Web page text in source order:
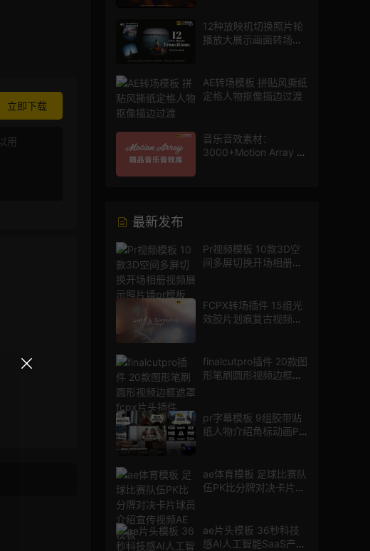
立即下载
用
12种放映机切换照片轮
播放大展示画面转场动
AE转场模板 拼贴风撕纸
定格人物抠像描边过渡
音乐音效素材：
3000+Motion Array 影
最新发布
Pr视频模板 10款3D空
间多屏切换开场相册视
FCPX转场插件 15组光
效胶片划痕复古视频过
finalcutpro插件 20款图
形笔刷圆形视频边框遮
pr字幕模板 9组胶带贴
纸人物介绍角标动画PR
ae体育模板 足球比赛队
伍PK比分牌对决卡片球
ae片头模板 36秒科技
感AI人工智能SaaS产品